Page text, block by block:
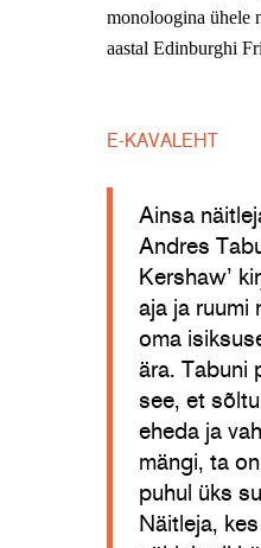
monoloogina ühele
aastal Edinburghi
E-KAVALEHT
Ainsa
Andres
Kershaw’
aja ja ruumi
oma
ära. Tabuni
see, et
eheda ja
mängi, ta
puhul üks
Näitleja,